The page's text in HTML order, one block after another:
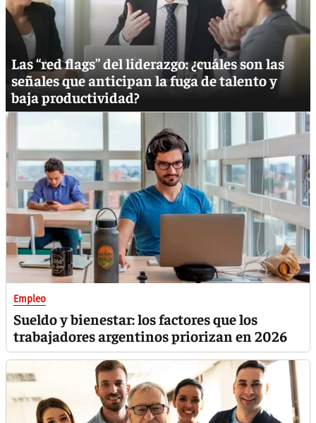
Las “red flags” del liderazgo: ¿cuáles son las
señales que anticipan la fuga de talento y
baja productividad?
Empleo
Sueldo y bienestar: los factores que los
trabajadores argentinos priorizan en 2026